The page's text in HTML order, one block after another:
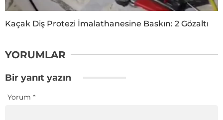
Kaçak Diş Protezi İmalathanesine Baskın: 2 Gözaltı
YORUMLAR
Bir yanıt yazın
Yorum *